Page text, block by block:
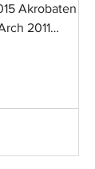
Akrobaten
2011